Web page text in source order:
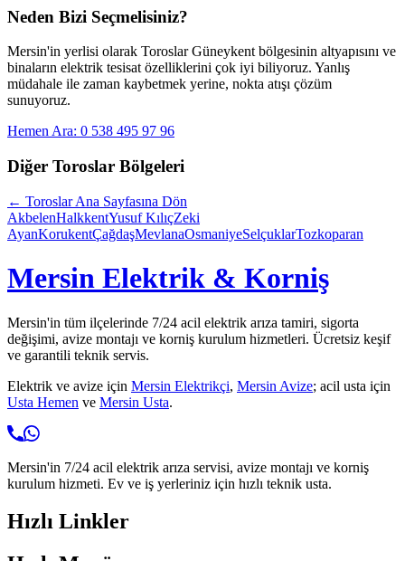
Neden Bizi Seçmelisiniz?
Mersin'in yerlisi olarak Toroslar Güneykent bölgesinin altyapısını ve
binaların elektrik tesisat özelliklerini çok iyi biliyoruz. Yanlış
müdahale ile zaman kaybetmek yerine, nokta atışı çözüm
sunuyoruz.
Hemen Ara: 0 538 495 97 96
Diğer Toroslar Bölgeleri
← ToroslarAna Sayfasına Dön
AkbelenHalkkentYusuf KılıçZeki
AyanKorukentÇağdaşMevlanaOsmaniyeSelçuklarTozkoparan
Mersin Elektrik & Korniş
Mersin'in tüm ilçelerinde 7/24 acil elektrik arıza tamiri, sigorta
değişimi, avize montajı ve korniş kurulum hizmetleri. Ücretsiz keşif
ve garantili teknik servis.
Elektrik ve avize için Mersin Elektrikçi, Mersin Avize; acil usta için
Usta Hemen ve Mersin Usta.
Mersin'in 7/24 acil elektrik arıza servisi, avize montajı ve korniş
kurulum hizmeti. Ev ve iş yerleriniz için hızlı teknik usta.
Hızlı Linkler